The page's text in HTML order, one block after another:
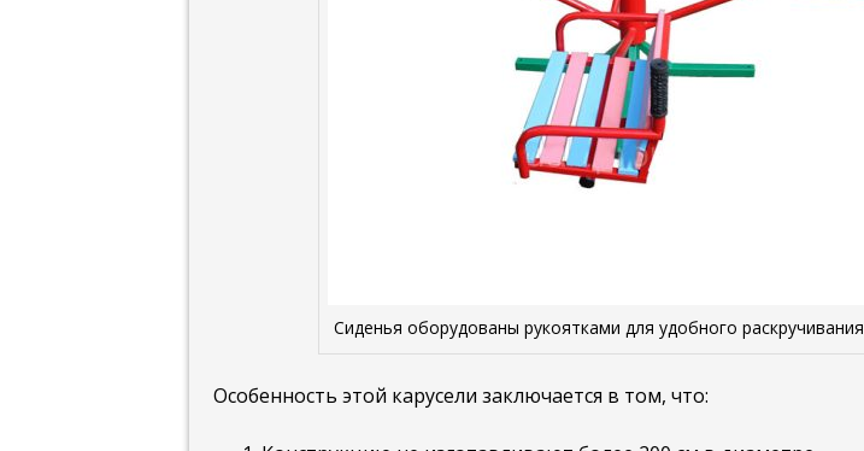
Сиденья оборудованы рукоятками для удобного раскручивания
Особенность этой карусели заключается в том, что: